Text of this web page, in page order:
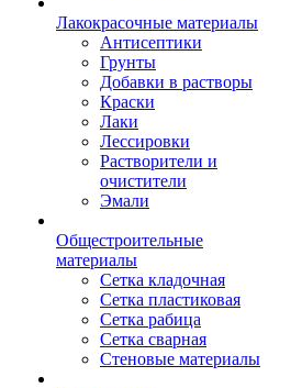
Лакокрасочные материалы
Антисептики
Грунты
Добавки в растворы
Краски
Лаки
Лессировки
Растворители и
очистители
Эмали
Общестроительные
материалы
Сетка кладочная
Сетка пластиковая
Сетка рабица
Сетка сварная
Стеновые материалы